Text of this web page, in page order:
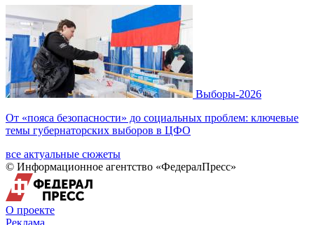
Выборы-2026
От «пояса безопасности» до социальных проблем: ключевые
темы губернаторских выборов в ЦФО
все актуальные сюжеты
© Информационное агентство «ФедералПресс»
О проекте
Реклама